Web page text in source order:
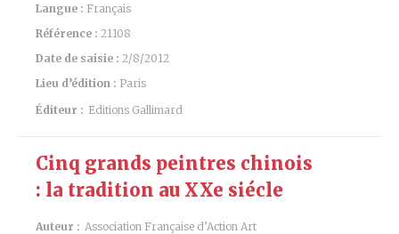
Langue : Français
Référence : 21108
Date de saisie : 2/8/2012
Lieu d’édition : Paris
Éditeur : Editions Gallimard
Cinq grands peintres chinois
: la tradition au XXe siécle
Auteur : Association Française d’Action Art